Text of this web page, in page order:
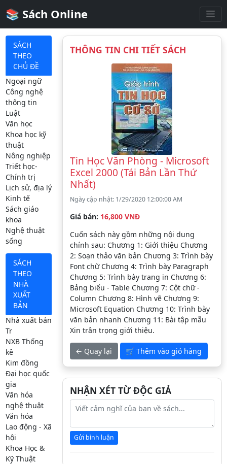
📚 Sách Online
SÁCH
THEO
CHỦ ĐỀ
Ngoại ngữ
Công nghệ
thông tin
Luật
Văn học
Khoa học kỹ
thuật
Nông nghiệp
Triết học-
Chính trị
Lịch sử, địa lý
Kinh tế
Sách giáo
khoa
Nghệ thuật
sống
SÁCH
THEO
NHÀ
XUẤT
BẢN
Nhà xuất bản
Tr
NXB Thống
kê
Kim đồng
Đại học quốc
gia
Văn hóa
nghệ thuật
Văn hóa
Lao động - Xã
hội
Khoa Học &
Kỹ Thuật
THÔNG TIN CHI TIẾT SÁCH
Tin Học Văn Phòng - Microsoft
Excel 2000 (Tái Bản Lần Thứ
Nhất)
Ngày cập nhật: 1/29/2020 12:00:00 AM
Giá bán: 16,800 VNĐ
Cuốn sách này gồm những nội dung
chính sau: Chương 1: Giới thiệu Chương
2: Soạn thảo văn bản Chương 3: Trình bày
Font chữ Chương 4: Trình bày Paragraph
Chương 5: Trình bày trang in Chương 6:
Bảng biểu - Table Chương 7: Cột chữ -
Column Chương 8: Hình vẽ Chương 9:
Microsoft Equation Chương 10: Trình bày
văn bản nhanh Chương 11: Bài tập mẫu
Xin trân trọng giới thiệu.
← Quay lại 🛒 Thêm vào giỏ hàng
NHẬN XÉT TỪ ĐỘC GIẢ
Gửi bình luận